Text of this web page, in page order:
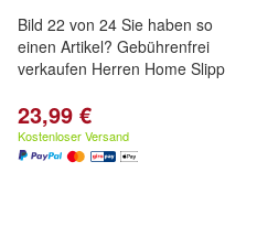
Bild 22 von 24 Sie haben so
einen Artikel? Gebührenfrei
verkaufen Herren Home Slipp
23,99 €
Kostenloser Versand